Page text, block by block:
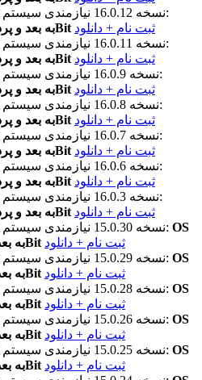
نسخه 16.0.12نیازمندی سیستم:
macOS 10.14 به بعد و پردازنده 64Bit ثبت نام + دانلود
نسخه 16.0.11نیازمندی سیستم:
macOS 10.14 به بعد و پردازنده 64Bit ثبت نام + دانلود
نسخه 16.0.9نیازمندی سیستم:
macOS 10.14 به بعد و پردازنده 64Bit ثبت نام + دانلود
نسخه 16.0.8نیازمندی سیستم:
macOS 10.14 به بعد و پردازنده 64Bit ثبت نام + دانلود
نسخه 16.0.7نیازمندی سیستم:
macOS 10.14 به بعد و پردازنده 64Bit ثبت نام + دانلود
نسخه 16.0.6نیازمندی سیستم:
macOS 10.14 به بعد و پردازنده 64Bit ثبت نام + دانلود
نسخه 16.0.3نیازمندی سیستم:
macOS 10.14 به بعد و پردازنده 64Bit ثبت نام + دانلود
نسخه 15.0.30نیازمندی سیستم: OS
X 10.10 به بعد و پردازنده 64Bit ثبت نام + دانلود
نسخه 15.0.29نیازمندی سیستم: OS
X 10.10 به بعد و پردازنده 64Bit ثبت نام + دانلود
نسخه 15.0.28نیازمندی سیستم: OS
X 10.10 به بعد و پردازنده 64Bit ثبت نام + دانلود
نسخه 15.0.26نیازمندی سیستم: OS
X 10.10 به بعد و پردازنده 64Bit ثبت نام + دانلود
نسخه 15.0.25نیازمندی سیستم: OS
X 10.10 به بعد و پردازنده 64Bit ثبت نام + دانلود